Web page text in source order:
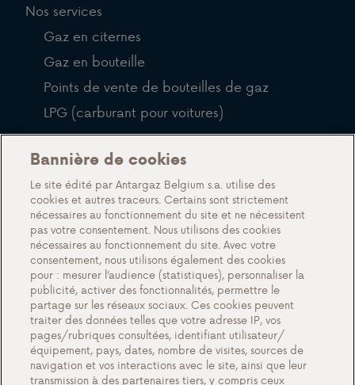
Nos services
Gaz en citernes
Gaz en bouteille
Points de vente de bouteilles de gaz
LPG (carburant pour voitures)
À propos de nous
Rencontrez Antargaz
Un futur durable
Témoignages
Actions
Événements
Travailler chez Antargaz
Bannière de cookies
Le site édité par Antargaz Belgium s.a. utilise des
cookies et autres traceurs. Certains sont strictement
nécessaires au fonctionnement du site et ne nécessitent
pas votre consentement. Nous utilisons des cookies
nécessaires au fonctionnement du site. Avec votre
consentement, nous utilisons également des cookies
pour : mesurer l’audience (statistiques), personnaliser la
publicité, activer des fonctionnalités, permettre le
partage sur les réseaux sociaux. Ces cookies peuvent
traiter des données telles que votre adresse IP, vos
pages/rubriques consultées, identifiant utilisateur/
équipement, pays, dates, nombre de visites, sources de
navigation et vos interactions avec le site, ainsi que leur
transmission à des partenaires tiers, y compris ceux